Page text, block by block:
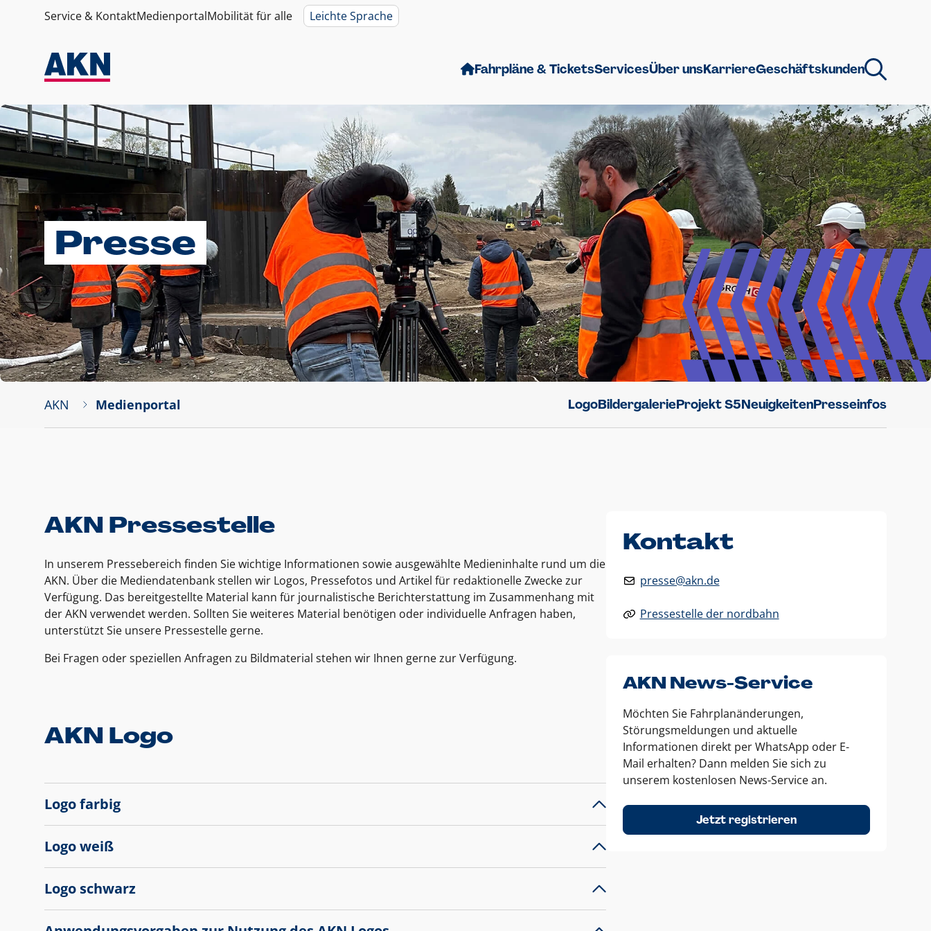
Service & KontaktMedienportalMobilität für alle Leichte Sprache
Fahrpläne & TicketsServicesÜber unsKarriereGeschäftskunden
Presse
AKN Medienportal LogoBildergalerieProjekt S5NeuigkeitenPresseinfos
AKN Pressestelle
In unserem Pressebereich finden Sie wichtige Informationen sowie ausgewählte Medieninhalte rund um die
AKN. Über die Mediendatenbank stellen wir Logos, Pressefotos und Artikel für redaktionelle Zwecke zur
Verfügung. Das bereitgestellte Material kann für journalistische Berichterstattung im Zusammenhang mit
der AKN verwendet werden. Sollten Sie weiteres Material benötigen oder individuelle Anfragen haben,
unterstützt Sie unsere Pressestelle gerne.
Bei Fragen oder speziellen Anfragen zu Bildmaterial stehen wir Ihnen gerne zur Verfügung.
AKN Logo
Logo farbig
Logo weiß
Logo schwarz
Kontakt
presse@akn.de
Pressestelle der nordbahn
AKN News-Service
Möchten Sie Fahrplanänderungen,
Störungsmeldungen und aktuelle
Informationen direkt per WhatsApp oder E-
Mail erhalten? Dann melden Sie sich zu
unserem kostenlosen News-Service an.
Jetzt registrieren